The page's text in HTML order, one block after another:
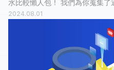
水比較懶人包！ 我們為你蒐集了過去半年來新北市職員的薪水情
報，有 57 人分享他們最真實的
2024.08.01